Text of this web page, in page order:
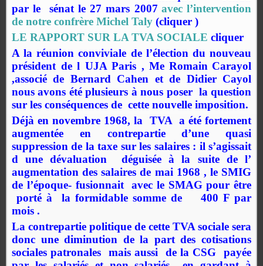
par le sénat le 27 mars 2007 avec l’intervention
de notre confrère Michel Taly (cliquer )
LE RAPPORT SUR LA TVA SOCIALE cliquer
A la réunion conviviale de l’élection du nouveau
président de l UJA Paris , Me Romain Carayol
,associé de Bernard Cahen et de Didier Cayol
nous avons été plusieurs à nous poser la question
sur les conséquences de cette nouvelle imposition.
Déjà en novembre 1968, la
TVA a été fortement
augmentée en contrepartie d’une quasi
suppression de la taxe sur les salaires : il s’agissait
d une dévaluation
déguisée à la suite de l’
augmentation des salaires de mai 1968 , le SMIG
de l’époque- fusionnait
avec le SMAG pour être
porté à
la formidable somme de 400 F par
mois .
La contrepartie politique de cette TVA sociale sera
donc une diminution de la part des cotisations
sociales patronales
mais aussi de la CSG
payée